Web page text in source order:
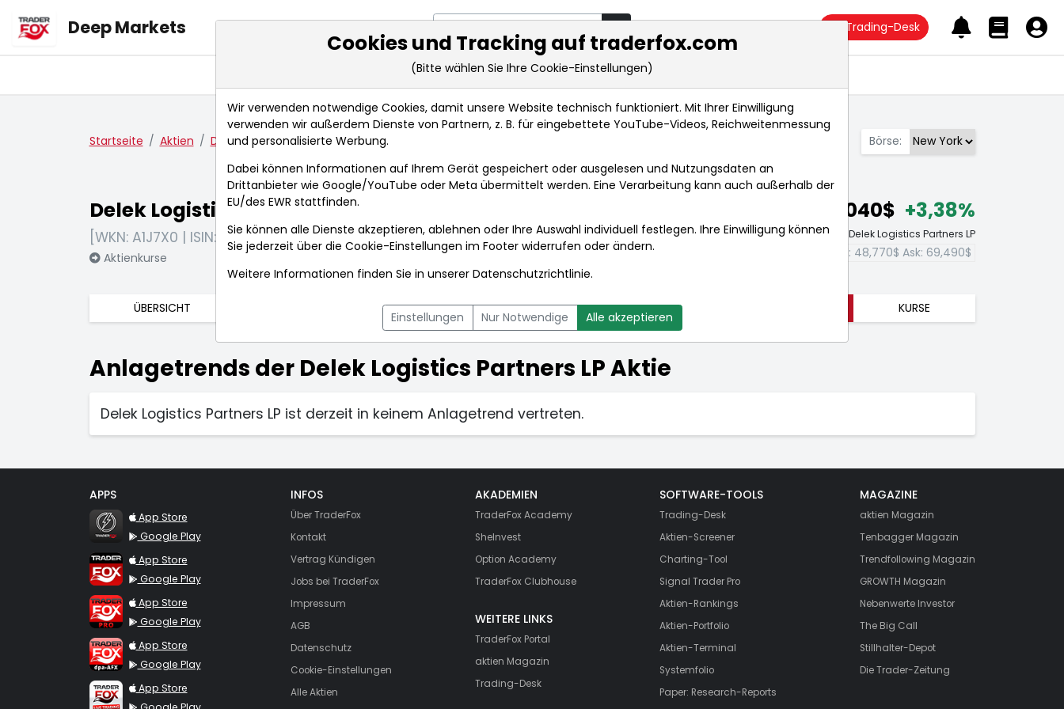
Deep Markets Trading-Desk
Markt-Analysen Market Tools Realtimekurse Nachrichten
Startseite Aktien Delek Logistics Partners LP Anlagetrends Börse:
Delek Logistics Partners LP
[WKN: A1J7X0 | ISIN: US24664T1034]
Aktienkurse
59,040$ +3,38%
Echtzeit-Aktienkurs Delek Logistics Partners LP
Bid: 48,770$ Ask: 69,490$
ÜBERSICHT NACHRICHTEN CHARTTOOL KURSE
Anlagetrends der Delek Logistics Partners LP Aktie
Delek Logistics Partners LP ist derzeit in keinem Anlagetrend vertreten.
APPS
TraderFox Flash
App Store
Google Play
TraderFox App
App Store
Google Play
TraderFox Pro
App Store
Google Play
TraderFox dpa-AFX ProFeed
App Store
Google Play
TraderFox Live Trading
App Store
INFOS
Über TraderFox
Kontakt
Vertrag Kündigen
Jobs bei TraderFox
Impressum
AGB
Datenschutz
Cookie-Einstellungen
Alle Aktien
AKADEMIEN
TraderFox Academy
SheInvest
Option Academy
TraderFox Clubhouse
WEITERE LINKS
TraderFox Portal
aktien Magazin
Trading-Desk
SOFTWARE-TOOLS
Trading-Desk
Aktien-Screener
Charting-Tool
Signal Trader Pro
Aktien-Rankings
Aktien-Portfolio
Aktien-Terminal
Systemfolio
Paper: Research-Reports
MAGAZINE
aktien Magazin
Tenbagger Magazin
Trendfollowing Magazin
GROWTH Magazin
Nebenwerte Investor
The Big Call
Stillhalter-Depot
Die Trader-Zeitung
Cookies und Tracking auf traderfox.com
(Bitte wählen Sie Ihre Cookie-Einstellungen)
Wir verwenden notwendige Cookies, damit unsere Website technisch funktioniert. Mit Ihrer Einwilligung
verwenden wir außerdem Dienste von Partnern, z. B. für eingebettete YouTube-Videos, Reichweitenmessung
und personalisierte Werbung.
Dabei können Informationen auf Ihrem Gerät gespeichert oder ausgelesen und Nutzungsdaten an
Drittanbieter wie Google/YouTube oder Meta übermittelt werden. Eine Verarbeitung kann auch außerhalb der
EU/des EWR stattfinden.
Sie können alle Dienste akzeptieren, ablehnen oder Ihre Auswahl individuell festlegen. Ihre Einwilligung können
Sie jederzeit über die Cookie-Einstellungen im Footer widerrufen oder ändern.
Weitere Informationen finden Sie in unserer Datenschutzrichtlinie.
Einstellungen Nur Notwendige Alle akzeptieren